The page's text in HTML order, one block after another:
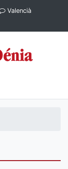
Valencià